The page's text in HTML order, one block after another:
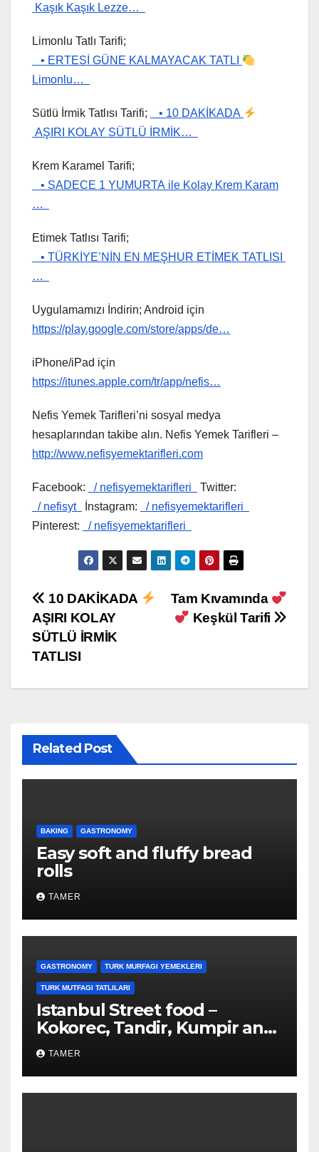
Kaşık Kaşık Lezze…
Limonlu Tatlı Tarifi;
• ERTESİ GÜNE KALMAYACAK TATLI
Limonlu…
Sütlü İrmik Tatlısı Tarifi;
• 10 DAKİKADA
AŞIRI KOLAY SÜTLÜ İRMİK…
Krem Karamel Tarifi;
• SADECE 1 YUMURTA ile Kolay Krem Karam
…
Etimek Tatlısı Tarifi;
• TÜRKİYE’NİN EN MEŞHUR ETİMEK TATLISI
…
Uygulamamızı İndirin; Android için
https://play.google.com/store/apps/de…
iPhone/iPad için
https://itunes.apple.com/tr/app/nefis…
Nefis Yemek Tarifleri’ni sosyal medya
hesaplarından takibe alın. Nefis Yemek Tarifleri –
http://www.nefisyemektarifleri.com
Facebook: / nefisyemektarifleri
Twitter:
/ nefisyt
İnstagram:
/ nefisyemektarifleri
Pinterest:
/ nefisyemektarifleri
Post
navigation
Tam Kıvamında
Keşkül Tarifi
10 DAKİKADA
AŞIRI KOLAY
SÜTLÜ İRMİK
TATLISI
Related Post
BAKING GASTRONOMY
Easy soft and fluffy bread
rolls
TAMER
GASTRONOMY TURK MURFAGI YEMEKLERI
TURK MUTFAGI TATLILARI
Istanbul Street food –
Kokorec, Tandir, Kumpir and
more
TAMER